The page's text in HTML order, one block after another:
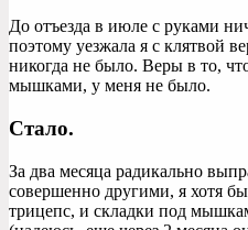
До отъезда в июле с руками
поэтому уезжала я с клятвой
никогда не было. Веры в то,
мышками, у меня не было.
Стало.
За два месяца радикально
совершенно другими, я хотя
трицепс, и складки под